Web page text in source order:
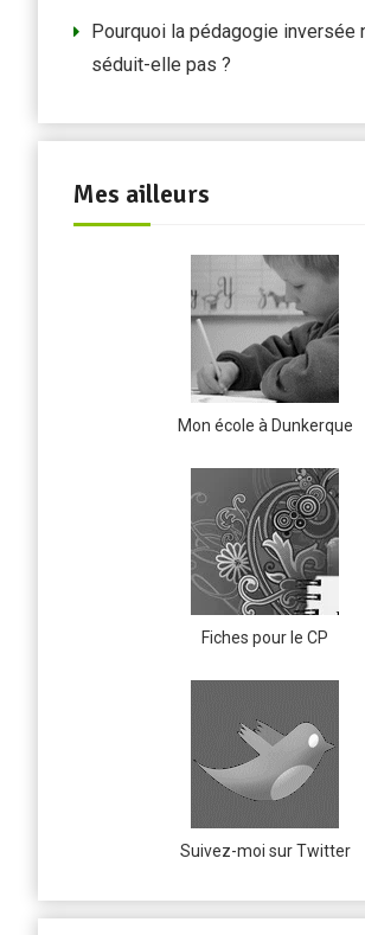
Pourquoi la pédagogie inversée
séduit-elle pas ?
Mes ailleurs
Mon école à Dunkerque
Fiches pour le CP
Suivez-moi sur Twitter